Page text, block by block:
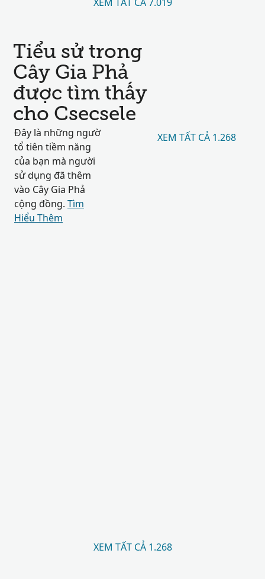
Tiểu sử trong
Cây Gia Phả
được tìm thấy
cho Csecsele
Đây là những ngườ
tổ tiên tiềm năng
của bạn mà người
sử dụng đã thêm
vào Cây Gia Phả
cộng đồng. Tìm
Hiểu Thêm
XEM TẤT CẢ 1.268
XEM TẤT CẢ 1.268